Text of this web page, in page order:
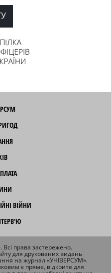
ВІЙНИ
права застережено.
для друкованих видань
на журнал «УНІВЕРСУМ».
є пряме, відкрите для